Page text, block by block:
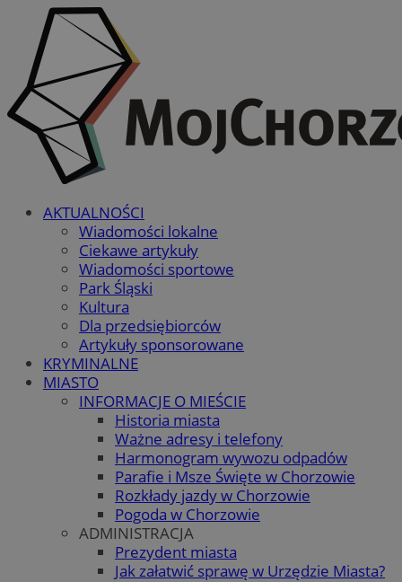
AKTUALNOŚCI
Wiadomości lokalne
Ciekawe artykuły
Wiadomości sportowe
Park Śląski
Kultura
Dla przedsiębiorców
Artykuły sponsorowane
KRYMINALNE
MIASTO
INFORMACJE O MIEŚCIE
Historia miasta
Ważne adresy i telefony
Harmonogram wywozu odpadów
Parafie i Msze Święte w Chorzowie
Rozkłady jazdy w Chorzowie
Pogoda w Chorzowie
ADMINISTRACJA
Prezydent miasta
Jak załatwić sprawę w Urzędzie Miasta?